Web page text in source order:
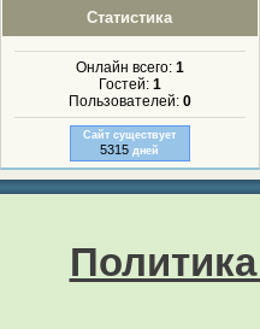
Статистика
Онлайн всего: 1
Гостей: 1
Пользователей: 0
Сайт существует
5315 дней